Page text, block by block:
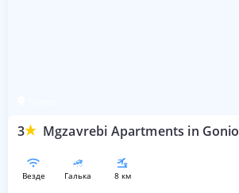
3 Mgzavrebi Apartments in Gonio
везде галька 8 км